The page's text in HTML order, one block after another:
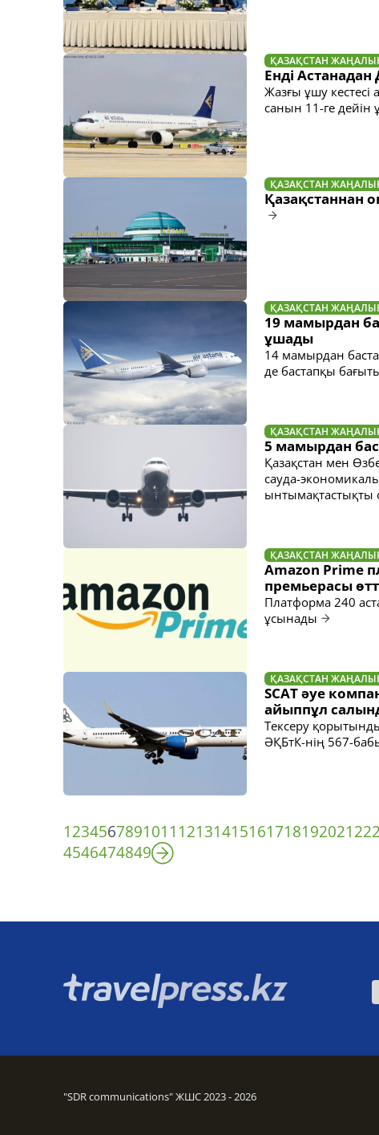
ҚАЗАҚСТАН
Енді
Жазғы ұшу
санын 11-ге дейін
ҚАЗАҚСТАН
Қазақстаннан
ҚАЗАҚСТАН
19 мамырдан
ұшады
14 мамырдан
де бастапқы
ҚАЗАҚСТАН
5 мамырдан
Қазақстан мен
сауда-
ынтымақтастықты
ҚАЗАҚСТАН
Amazon Prime
премьерасы
Платформа 240
ұсынады
ҚАЗАҚСТАН
SCAT әуе
айыппұл
Тексеру
ӘҚБтК-нің 567-
1234567891011 1213141516171819202122
4546474849
"SDR communications" ЖШС 2023 - 2026